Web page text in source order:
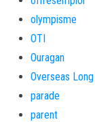
olympisme
OTI
Ouragan
Overseas
parade
parent